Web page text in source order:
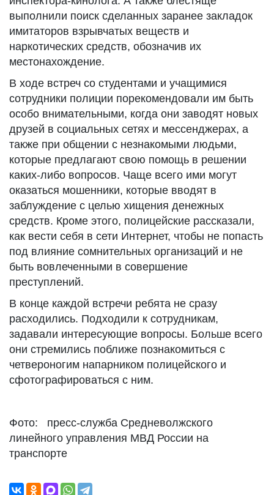
выполнили поиск сделанных заранее закладок
имитаторов взрывчатых веществ и
наркотических средств, обозначив их
местонахождение.
В ходе встреч со студентами и учащимися
сотрудники полиции порекомендовали им быть
особо внимательными, когда они заводят новых
друзей в социальных сетях и мессенджерах, а
также при общении с незнакомыми людьми,
которые предлагают свою помощь в решении
каких-либо вопросов. Чаще всего ими могут
оказаться мошенники, которые вводят в
заблуждение с целью хищения денежных
средств. Кроме этого, полицейские рассказали,
как вести себя в сети Интернет, чтобы не попасть
под влияние сомнительных организаций и не
быть вовлеченными в совершение
преступлений.
В конце каждой встречи ребята не сразу
расходились. Подходили к сотрудникам,
задавали интересующие вопросы. Больше всего
они стремились поближе познакомиться с
четвероногим напарником полицейского и
сфотографироваться с ним.
Фото: пресс-служба Средневолжского
линейного управления МВД России на
транспорте